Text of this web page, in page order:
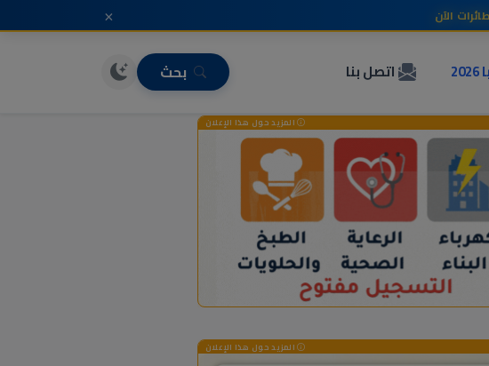
الآن ×
اتصل بنا بحث
المزيد حول هذا الإعلان
المزيد حول هذا الإعلان